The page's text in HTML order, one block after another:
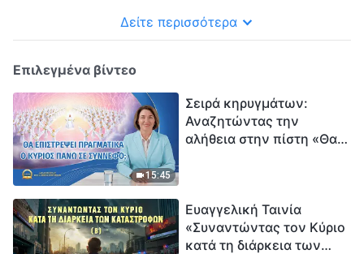
Δείτε περισσότερα
Επιλεγμένα βίντεο
15:45
Σειρά κηρυγμάτων:
Αναζητώντας την
αλήθεια στην πίστη «Θα
Ευαγγελική Ταινία
«Συναντώντας τον Κύριο
κατά τη διάρκεια των